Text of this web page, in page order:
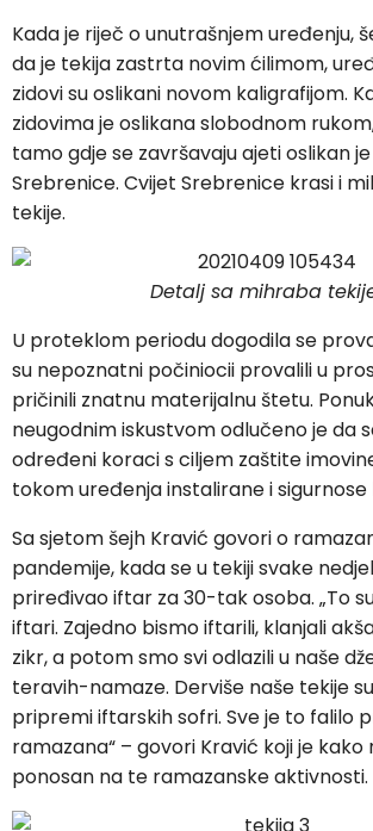
Kada je riječ o unutrašnjem uređenju,
da je tekija zastrta novim ćilimom,
zidovi su oslikani novom kaligrafijom.
zidovima je oslikana slobodnom
tamo gdje se završavaju ajeti oslikan
Srebrenice. Cvijet Srebrenice krasi i
tekije.
Detalj sa mihraba
U proteklom periodu dogodila se
su nepoznatni počiniocii provalili u
pričinili znatnu materijalnu štetu.
neugodnim iskustvom odlučeno je da
određeni koraci s ciljem zaštite
tokom uređenja instalirane i sigurnose
Sa sjetom šejh Kravić govori o
pandemije, kada se u tekiji svake
priređivao iftar za 30-tak osoba. „To
iftari. Zajedno bismo iftarili, klanjali
zikr, a potom smo svi odlazili u naše
teravih-namaze. Derviše naše tekije
pripremi iftarskih sofri. Sve je to falilo
ramazana“ – govori Kravić koji je
ponosan na te ramazanske aktivnosti.